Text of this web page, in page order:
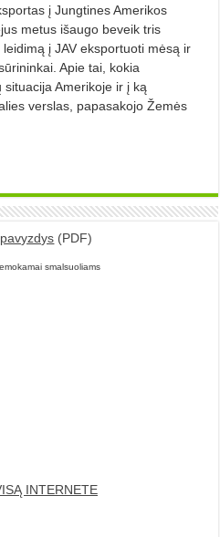
į Jungtines Amerikos
metus išaugo beveik tris
į JAV eksportuoti mėsą ir
Apie tai, kokia
Amerikoje ir į ką
verslas, papasakojo Žemės
(PDF)
smalsuoliams
INTERNETE